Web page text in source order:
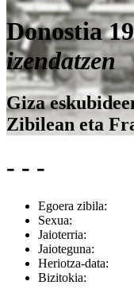
Donostia
izendatzen
Giza
Zibilean eta
- - -
Egoera zibila:
Sexua:
Jaioterria:
Jaioteguna:
Heriotza-data:
Bizitokia: